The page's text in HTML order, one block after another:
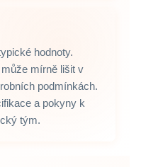
hodnoty.
mírně lišit v
podmínkách.
a pokyny k
tým.